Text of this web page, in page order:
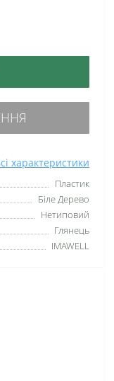
характеристики
Пластик
Біле Дерево
Нетиповий
Глянець
IMAWELL